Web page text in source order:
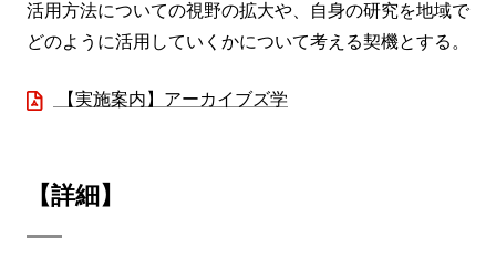
活用方法についての視野の拡大や、自身の研究を地域で
どのように活用していくかについて考える契機とする。
【実施案内】アーカイブズ学
【詳細】